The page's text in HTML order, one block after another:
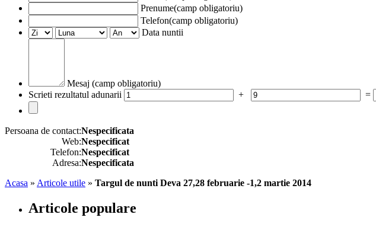
Prenume(camp obligatoriu)
Telefon(camp obligatoriu)
Data nuntii
Mesaj (camp obligatoriu)
Scrieti rezultatul adunarii
+ =
Persoana de contact:Nespecificata
Web:Nespecificat
Telefon:Nespecificat
Adresa:Nespecificata
Acasa » Articole utile » Targul de nunti Deva 27,28 februarie -1,2 martie 2014
Articole populare